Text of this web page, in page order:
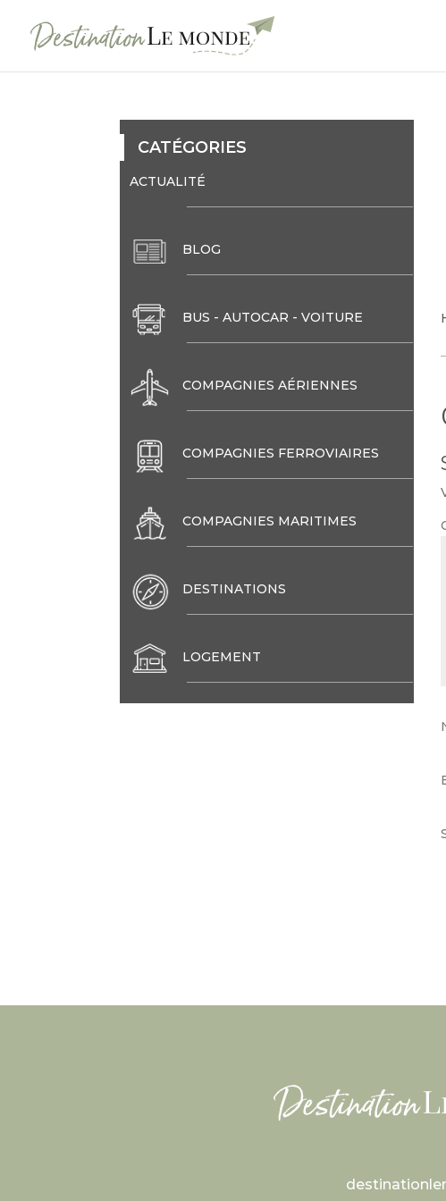
CATÉGORIES
ACTUALITÉ
BLOG
BUS - AUTOCAR - VOITURE
COMPAGNIES AÉRIENNES
COMPAGNIES FERROVIAIRES
COMPAGNIES MARITIMES
DESTINATIONS
LOGEMENT